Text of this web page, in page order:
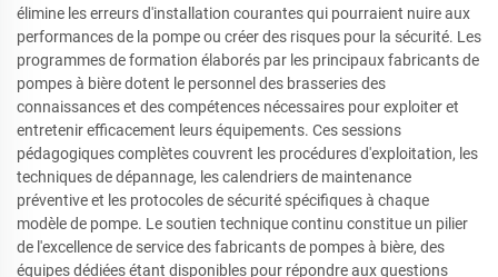
élimine les erreurs d'installation courantes qui pourraient nuire aux
performances de la pompe ou créer des risques pour la sécurité. Les
programmes de formation élaborés par les principaux fabricants de
pompes à bière dotent le personnel des brasseries des
connaissances et des compétences nécessaires pour exploiter et
entretenir efficacement leurs équipements. Ces sessions
pédagogiques complètes couvrent les procédures d'exploitation, les
techniques de dépannage, les calendriers de maintenance
préventive et les protocoles de sécurité spécifiques à chaque
modèle de pompe. Le soutien technique continu constitue un pilier
de l'excellence de service des fabricants de pompes à bière, des
équipes dédiées étant disponibles pour répondre aux questions